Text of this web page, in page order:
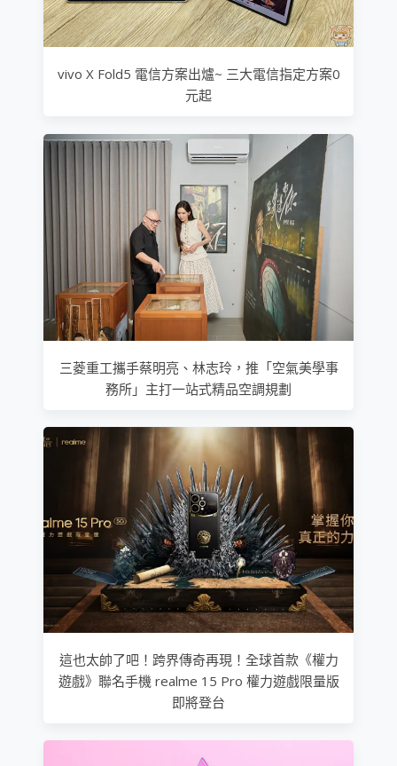
vivo X Fold5 電信方案出爐~ 三大電信指定方案0
元起
三菱重工攜手蔡明亮、林志玲，推「空氣美學事
務所」主打一站式精品空調規劃
這也太帥了吧！跨界傳奇再現！全球首款《權力
遊戲》聯名手機 realme 15 Pro 權力遊戲限量版
即將登台